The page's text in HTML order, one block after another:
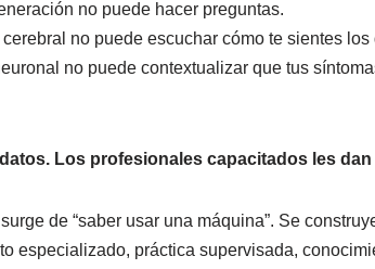
no puede hacer preguntas.
no puede escuchar cómo te sientes
no puede contextualizar que tus
Los profesionales capacitados les
de “saber usar una máquina”. Se
especializado, práctica supervisada,